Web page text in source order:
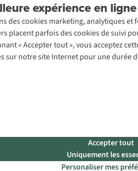
expérience en ligne
des cookies marketing, analytiques
placent parfois des cookies de suivi
« Accepter tout », vous acceptez
notre site Internet pour une durée
Accepter tout
Uniquement les
Personaliser mes